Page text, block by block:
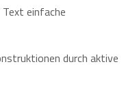
einfache
durch aktive